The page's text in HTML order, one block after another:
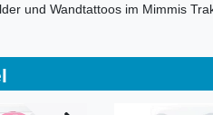
und Wandtattoos im Mimmis